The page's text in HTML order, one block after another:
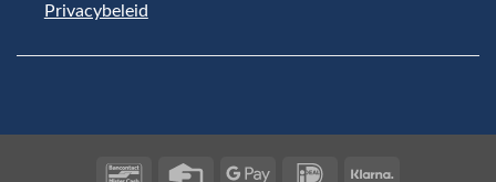
Privacybeleid
BancontactCredit
Google
IDeal